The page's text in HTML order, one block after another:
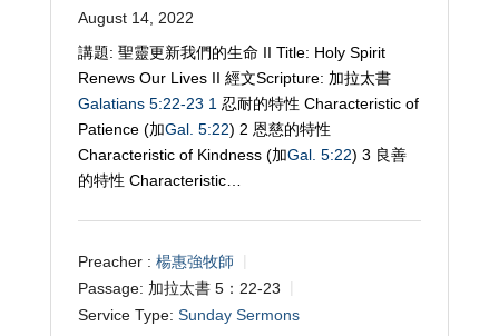
August 14, 2022
講題: 聖靈更新我們的生命 II Title: Holy Spirit
Renews Our Lives II 經文Scripture: 加拉太書
Galatians 5:22-23 1 忍耐的特性 Characteristic of
Patience (加Gal. 5:22) 2 恩慈的特性
Characteristic of Kindness (加Gal. 5:22) 3 良善
的特性 Characteristic…
Preacher : 楊惠強牧師
Passage: 加拉太書 5：22-23
Service Type: Sunday Sermons